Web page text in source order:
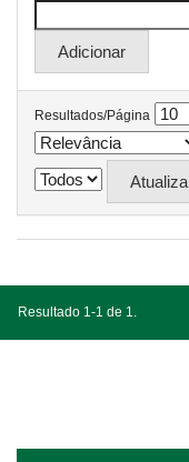
Resultados/Página
Resultado 1-1 de 1.